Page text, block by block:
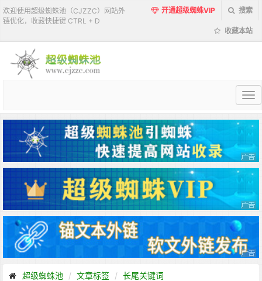
欢迎使用超级蜘蛛池（CJZZC）网站外
链优化，收藏快捷键 CTRL + D
开通超级蜘蛛VIP 搜索
收藏本站
超
蜘
蛛
池
超级蜘蛛池 文章标签 长尾关键词